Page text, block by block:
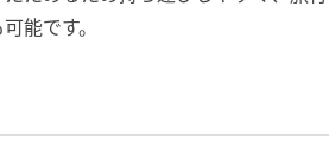
能です。